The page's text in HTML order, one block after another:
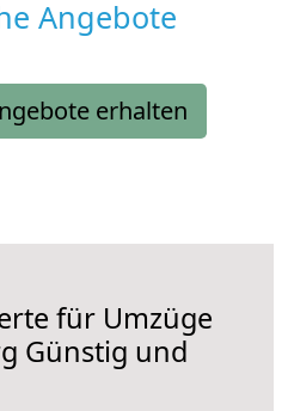
Angebote
erhalten
für Umzüge
Günstig und